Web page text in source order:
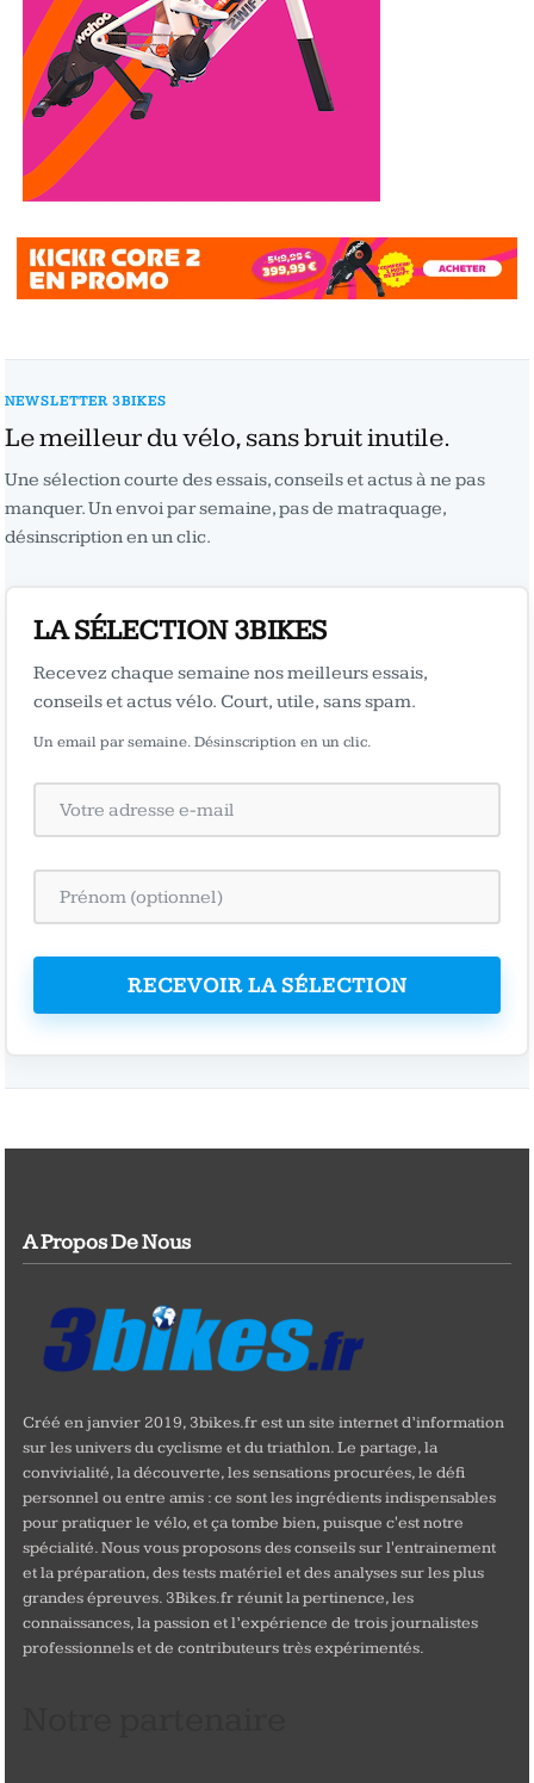
NEWSLETTER 3BIKES
Le meilleur du vélo, sans bruit inutile.
Une sélection courte des essais, conseils et actus à ne pas
manquer. Un envoi par semaine, pas de matraquage,
désinscription en un clic.
LA SÉLECTION 3BIKES
Recevez chaque semaine nos meilleurs essais,
conseils et actus vélo. Court, utile, sans spam.
Un email par semaine. Désinscription en un clic.
RECEVOIR LA SÉLECTION
A Propos De Nous
Créé en janvier 2019, 3bikes.fr est un site internet d’information
sur les univers du cyclisme et du triathlon. Le partage, la
convivialité, la découverte, les sensations procurées, le défi
personnel ou entre amis : ce sont les ingrédients indispensables
pour pratiquer le vélo, et ça tombe bien, puisque c'est notre
spécialité. Nous vous proposons des conseils sur l'entrainement
et la préparation, des tests matériel et des analyses sur les plus
grandes épreuves. 3Bikes.fr réunit la pertinence, les
connaissances, la passion et l’expérience de trois journalistes
professionnels et de contributeurs très expérimentés.